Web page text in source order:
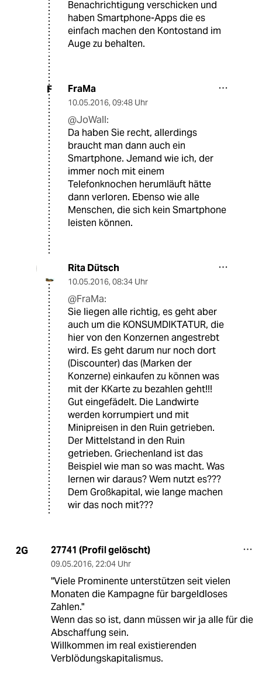
Benachrichtigung verschicken und
haben Smartphone-Apps die es
einfach machen den Kontostand im
Auge zu behalten.
F FraMa
10.05.2016, 09:48 Uhr
@JoWall:
Da haben Sie recht, allerdings
braucht man dann auch ein
Smartphone. Jemand wie ich, der
immer noch mit einem
Telefonknochen herumläuft hätte
dann verloren. Ebenso wie alle
Menschen, die sich kein Smartphone
leisten können.
Rita Dütsch
10.05.2016, 08:34 Uhr
@FraMa:
Sie liegen alle richtig, es geht aber
auch um die KONSUMDIKTATUR, die
hier von den Konzernen angestrebt
wird. Es geht darum nur noch dort
(Discounter) das (Marken der
Konzerne) einkaufen zu können was
mit der KKarte zu bezahlen geht!!!
Gut eingefädelt. Die Landwirte
werden korrumpiert und mit
Minipreisen in den Ruin getrieben.
Der Mittelstand in den Ruin
getrieben. Griechenland ist das
Beispiel wie man so was macht. Was
lernen wir daraus? Wem nutzt es???
Dem Großkapital, wie lange machen
wir das noch mit???
2G 27741 (Profil gelöscht)
09.05.2016, 22:04 Uhr
"Viele Prominente unterstützen seit vielen
Monaten die Kampagne für bargeldloses
Zahlen."
Wenn das so ist, dann müssen wir ja alle für die
Abschaffung sein.
Willkommen im real existierenden
Verblödungskapitalismus.